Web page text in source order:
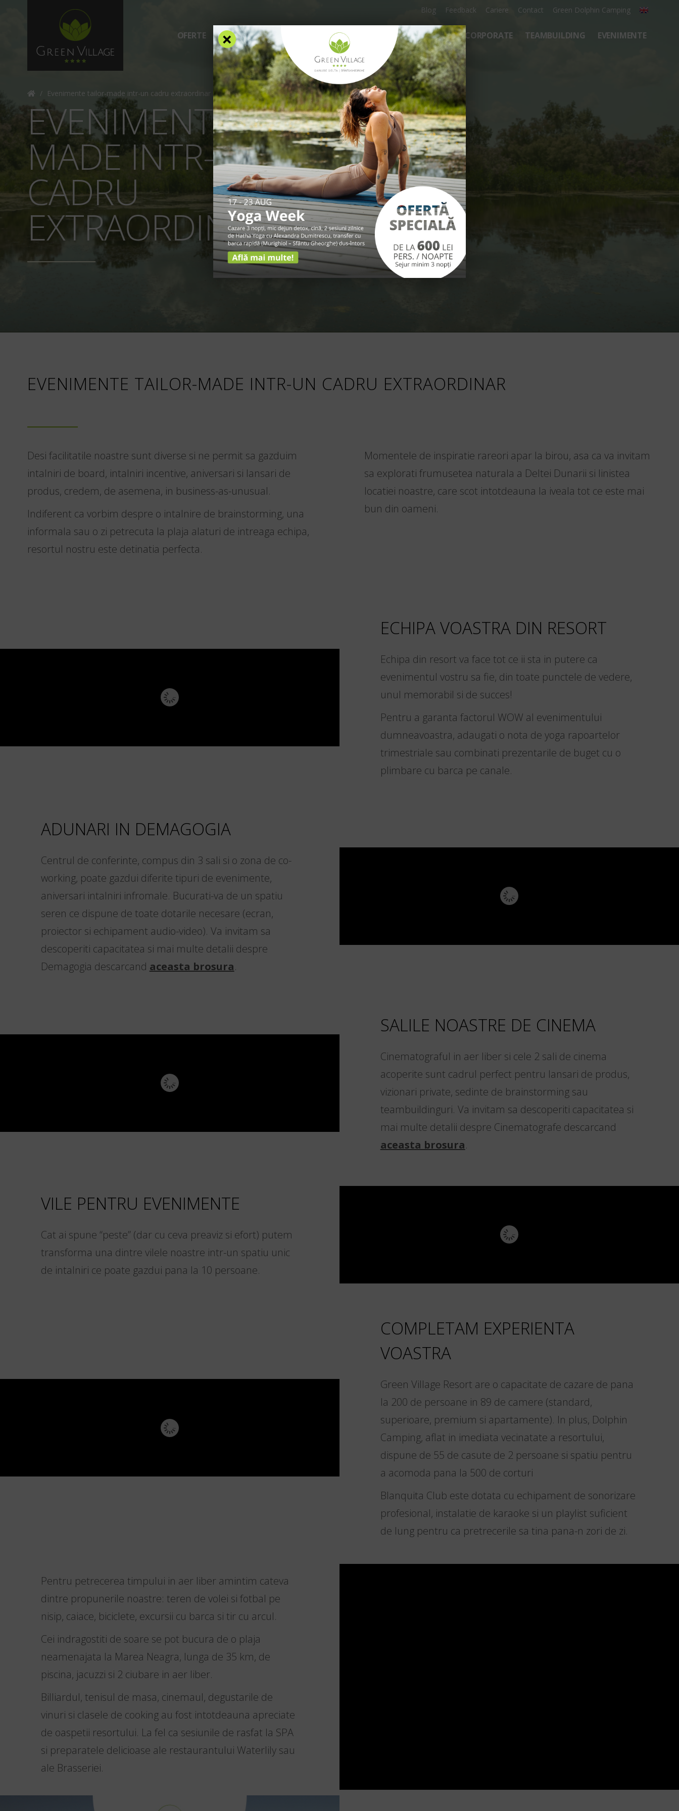
Blog Feedback Cariere Contact Green Dolphin Camping
OFERTE CAZARE FACILITĂȚI EXPERIENȚE TARIFE INFO UTILE CORPORATE TEAMBUILDING EVENIMENTE
/ Evenimente tailor-made intr-un cadru extraordinar
EVENIMENTE TAILOR-
MADE INTR-UN
CADRU
EXTRAORDINAR
EVENIMENTE TAILOR-MADE INTR-UN CADRU EXTRAORDINAR
Desi facilitatile noastre sunt diverse si ne permit sa gazduim
intalniri de board, intalniri incentive, aniversari si lansari de
produs, credem, de asemena, in business-as-unusual.
Indiferent ca vorbim despre o intalnire de brainstorming, una
informala sau o zi petrecuta la plaja alaturi de intreaga echipa,
resortul nostru este detinatia perfecta.
Momentele de inspiratie rareori apar la birou, asa ca va invitam
sa explorati frumusetea naturala a Deltei Dunarii si linistea
locatiei noastre, care scot intotdeauna la iveala tot ce este mai
bun din oameni.
ECHIPA VOASTRA DIN RESORT
Echipa din resort va face tot ce ii sta in putere ca
evenimentul vostru sa fie, din toate punctele de vedere,
unul memorabil si de succes!
Pentru a garanta factorul WOW al evenimentului
dumneavoastra, adaugati o nota de yoga rapoartelor
trimestriale sau combinati prezentarile de buget cu o
plimbare cu barca pe canale.
ADUNARI IN DEMAGOGIA
Centrul de conferinte, compus din 3 sali si o zona de co-
working, poate gazdui diferite tipuri de evenimente,
aniversari intalniri infromale. Bucurati-va de un spatiu
seren ce dispune de toate dotarile necesare (ecran,
proiector si echipament audio-video). Va invitam sa
descoperiti capacitatea si mai multe detalii despre
Demagogia descarcand aceasta brosura.
SALILE NOASTRE DE CINEMA
Cinematograful in aer liber si cele 2 sali de cinema
acoperite sunt cadrul perfect pentru lansari de produs,
vizionari private, sedinte de brainstorming sau
teambuildinguri. Va invitam sa descoperiti capacitatea si
mai multe detalii despre Cinematografe descarcand
aceasta brosura.
VILE PENTRU EVENIMENTE
Cat ai spune “peste” (dar cu ceva preaviz si efort) putem
transforma una dintre vilele noastre intr-un spatiu unic
de intalniri ce poate gazdui pana la 10 persoane.
COMPLETAM EXPERIENTA
VOASTRA
Green Village Resort are o capacitate de cazare de pana
la 200 de persoane in 89 de camere (standard,
superioare, premium si apartamente). In plus, Dolphin
Camping, aflat in imediata vecinatate a resortului,
dispune de 55 de casute de 2 persoane si spatiu pentru
a acomoda pana la 500 de corturi
Blanquita Club este dotata cu echipament de sonorizare
profesional, instalatie de karaoke si un playlist suficient
de lung pentru ca pretrecerile sa tina pana-n zori de zi.
Pentru petrecerea timpului in aer liber amintim cateva
dintre propunerile noastre: teren de volei si fotbal pe
nisip, caiace, biciclete, excursii cu barca si tir cu arcul.
Cei indragostiti de soare se pot bucura de o plaja
neamenajata la Marea Neagra, lunga de 35 km, de
piscina, jacuzzi si 2 ciubare in aer liber.
Billiardul, tenisul de masa, cinemaul, degustarile de
vinuri si clasele de cooking au fost intotdeauna apreciate
de oaspetii resortului. La fel ca sesiunile de rasfat la SPA
si preparatele delicioase ale restaurantului Waterlily sau
ale Brasseriei.
×